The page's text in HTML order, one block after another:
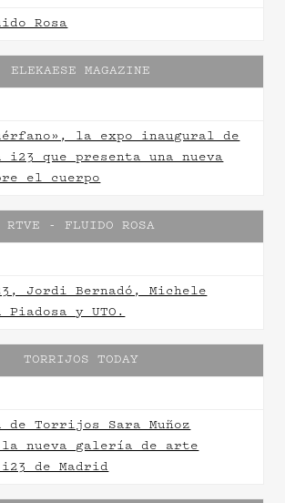
Rosa
ELEKAESE MAGAZINE
la expo inaugural de
que presenta una nueva
el cuerpo
RTVE - FLUIDO ROSA
Jordi Bernadó, Michele
y UTO.
TORRIJOS TODAY
Torrijos Sara Muñoz
la nueva galería de arte
i23 de Madrid